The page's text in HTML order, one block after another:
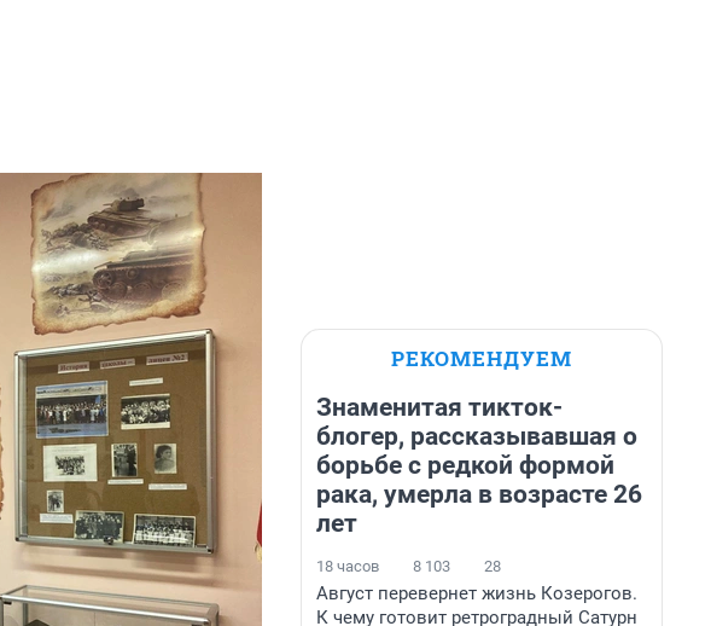
РЕКОМЕНДУЕМ
Знаменитая тикток-
блогер, рассказывавшая о
борьбе с редкой формой
рака, умерла в возрасте 26
лет
18 часов 8 103 28
Август перевернет жизнь Козерогов.
К чему готовит ретроградный Сатурн